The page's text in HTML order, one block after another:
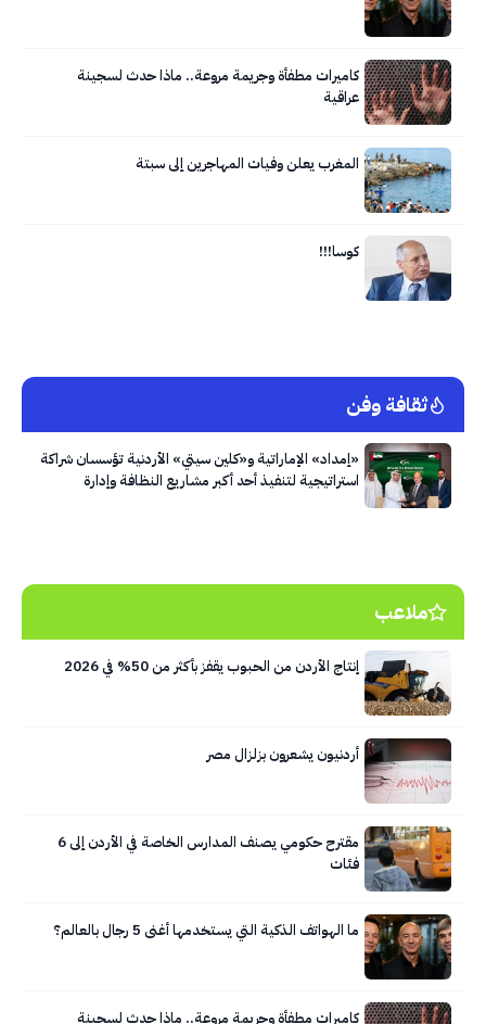
كاميرات مطفأة وجريمة مروعة.. ماذا حدث لسجينة
عراقية
المغرب يعلن وفيات المهاجرين إلى سبتة
كوسا!!!
ثقافة وفن
«إمداد» الإماراتية و«كلين سيتي» الأردنية تؤسسان شراكة
استراتيجية لتنفيذ أحد أكبر مشاريع النظافة وإدارة
ملاعب
إنتاج الأردن من الحبوب يقفز بأكثر من 50% في 2026
أردنيون يشعرون بزلزال مصر
مقترح حكومي يصنف المدارس الخاصة في الأردن إلى 6
فئات
ما الهواتف الذكية التي يستخدمها أغنى 5 رجال بالعالم؟
كاميرات مطفأة وجريمة مروعة.. ماذا حدث لسجينة